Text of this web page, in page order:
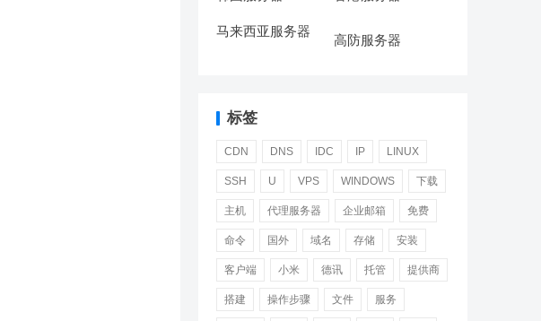
马来西亚服务器
高防服务器
标签
CDN DNS IDC IP LINUX
SSH U VPS WINDOWS 下载
主机 代理服务器 企业邮箱 免费
命令 国外 域名 存储 安装
客户端 小米 德讯 托管 提供商
搭建 操作步骤 文件 服务